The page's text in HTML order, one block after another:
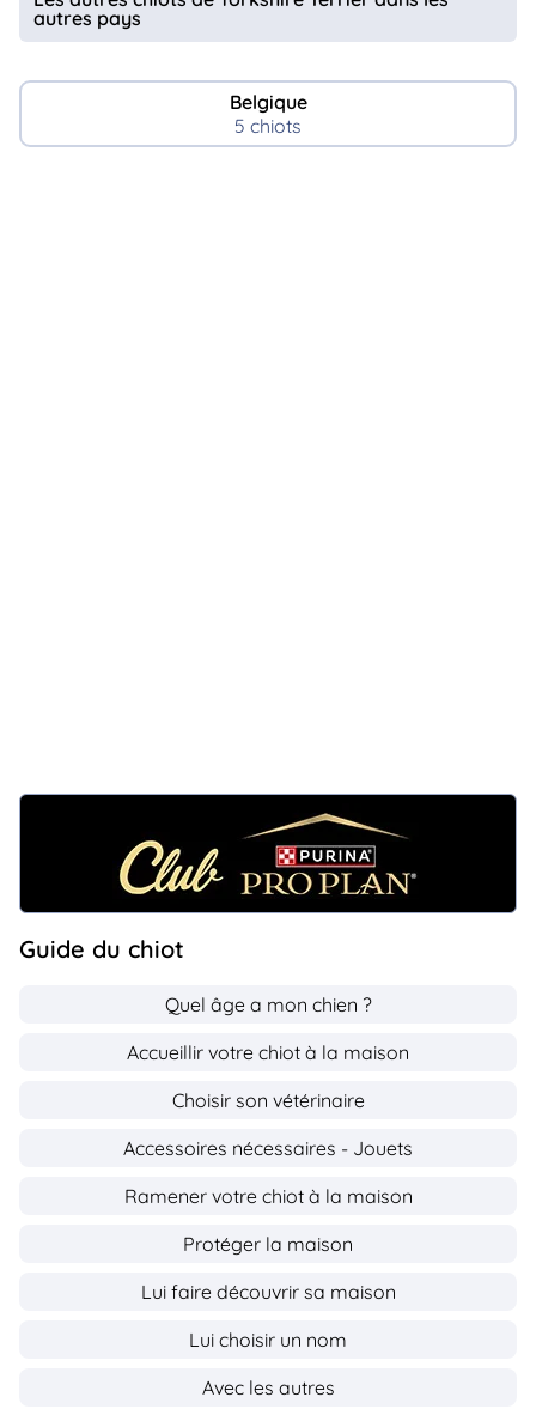
autres pays
Belgique
5 chiots
Guide du chiot
Quel âge a mon chien ?
Accueillir votre chiot à la maison
Choisir son vétérinaire
Accessoires nécessaires - Jouets
Ramener votre chiot à la maison
Protéger la maison
Lui faire découvrir sa maison
Lui choisir un nom
Avec les autres